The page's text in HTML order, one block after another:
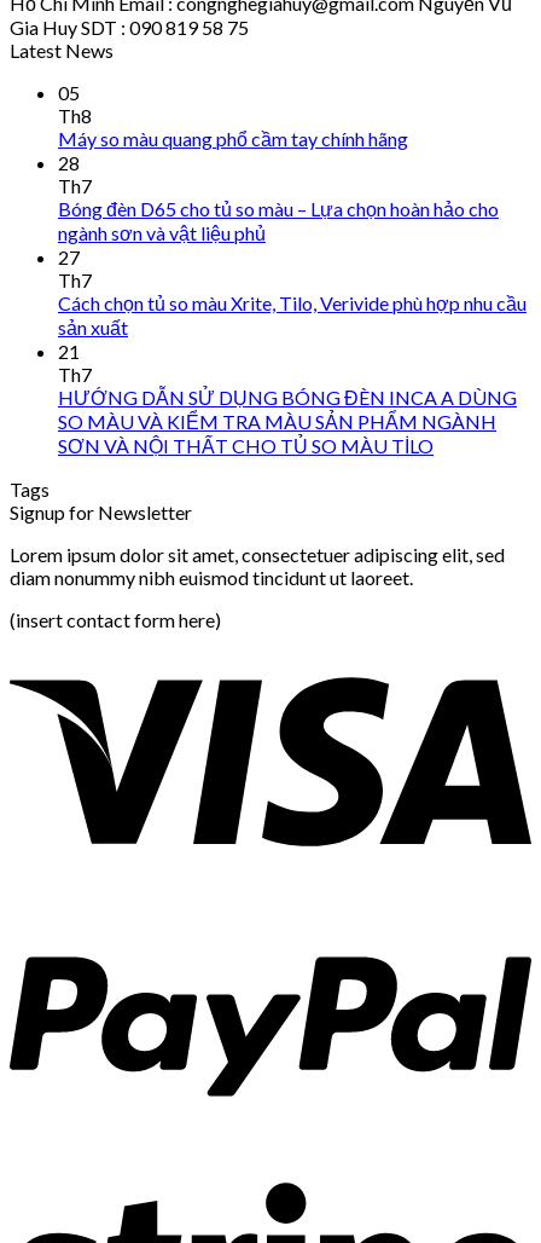
Gia Huy SDT : 090 819 58 75
Latest News
05
Th8
Máy so màu quang phổ cầm tay chính hãng
28
Th7
Bóng đèn D65 cho tủ so màu – Lựa chọn hoàn hảo cho
ngành sơn và vật liệu phủ
27
Th7
Cách chọn tủ so màu Xrite, Tilo, Verivide phù hợp nhu cầu
sản xuất
21
Th7
HƯỚNG DẪN SỬ DỤNG BÓNG ĐÈN INCA A DÙNG
SO MÀU VÀ KIỂM TRA MÀU SẢN PHẨM NGÀNH
SƠN VÀ NỘI THẤT CHO TỦ SO MÀU TİLO
Tags
Signup for Newsletter
Lorem ipsum dolor sit amet, consectetuer adipiscing elit, sed
diam nonummy nibh euismod tincidunt ut laoreet.
(insert contact form here)